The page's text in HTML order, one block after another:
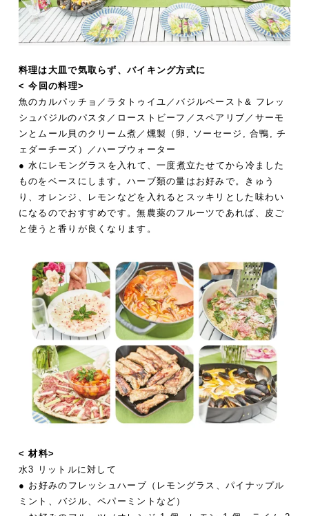
料理は大皿で気取らず、バイキング方式に
< 今回の料理>
魚のカルパッチョ／ラタトゥイユ／バジルペースト& フレッ
シュバジルのパスタ／ローストビーフ／スペアリブ／サーモ
ンとムール貝のクリーム煮／燻製（卵, ソーセージ, 合鴨, チ
ェダーチーズ）／ハーブウォーター
● 水にレモングラスを入れて、一度煮立たせてから冷ました
ものをベースにします。ハーブ類の量はお好みで。きゅう
り、オレンジ、レモンなどを入れるとスッキリとした味わい
になるのでおすすめです。無農薬のフルーツであれば、皮ご
と使うと香りが良くなります。
< 材料>
水3 リットルに対して
● お好みのフレッシュハーブ（レモングラス、パイナップル
ミント、バジル、ペパーミントなど）